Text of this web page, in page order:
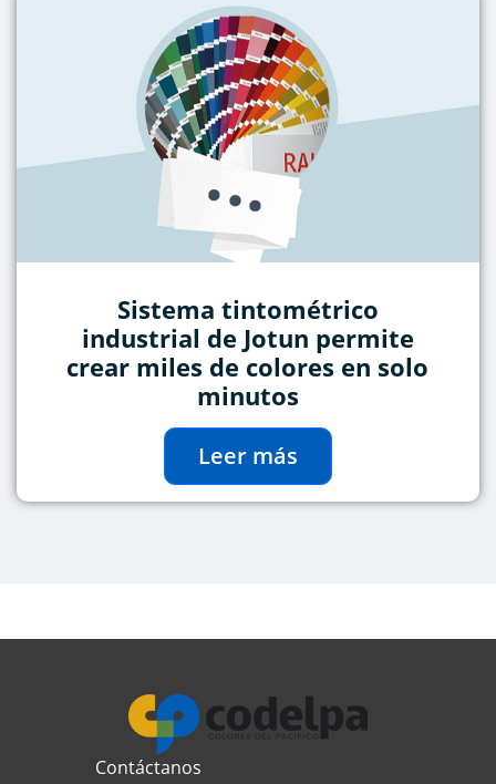
Sistema tintométrico
industrial de Jotun permite
crear miles de colores en solo
minutos
Leer más
Contáctanos